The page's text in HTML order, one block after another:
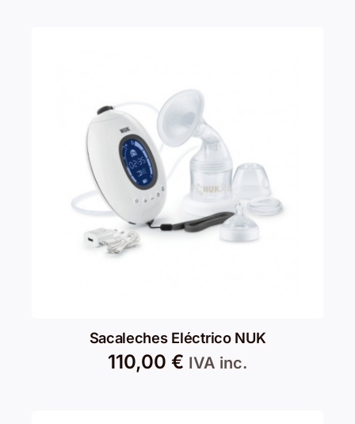
Sacaleches Eléctrico NUK
110,00 € IVA inc.